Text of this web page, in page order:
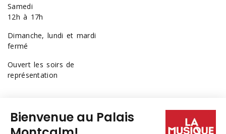
Samedi
12h à 17h
Dimanche, lundi et mardi
fermé
Ouvert les soirs de
représentation
1 877 641-6040